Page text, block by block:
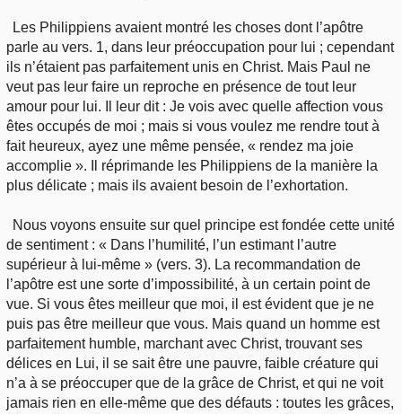
Les Philippiens avaient montré les choses dont l’apôtre
parle au vers. 1, dans leur préoccupation pour lui ; cependant
ils n’étaient pas parfaitement unis en Christ. Mais Paul ne
veut pas leur faire un reproche en présence de tout leur
amour pour lui. Il leur dit : Je vois avec quelle affection vous
êtes occupés de moi ; mais si vous voulez me rendre tout à
fait heureux, ayez une même pensée, « rendez ma joie
accomplie ». Il réprimande les Philippiens de la manière la
plus délicate ; mais ils avaient besoin de l’exhortation.
Nous voyons ensuite sur quel principe est fondée cette unité
de sentiment : « Dans l’humilité, l’un estimant l’autre
supérieur à lui-même » (vers. 3). La recommandation de
l’apôtre est une sorte d’impossibilité, à un certain point de
vue. Si vous êtes meilleur que moi, il est évident que je ne
puis pas être meilleur que vous. Mais quand un homme est
parfaitement humble, marchant avec Christ, trouvant ses
délices en Lui, il se sait être une pauvre, faible créature qui
n’a à se préoccuper que de la grâce de Christ, et qui ne voit
jamais rien en elle-même que des défauts : toutes les grâces,